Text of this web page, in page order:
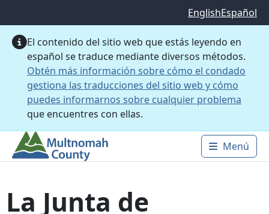
EnglishEspañol
El contenido del sitio web que estás leyendo en
español se traduce mediante diversos métodos.
Obtén más información sobre cómo el condado
gestiona las traducciones del sitio web y cómo
puedes informarnos sobre cualquier problema
que encuentres con ellas.
Main
Menú
La Junta de